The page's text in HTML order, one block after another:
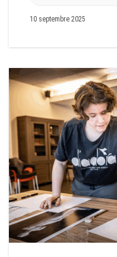
10 septembre 2025